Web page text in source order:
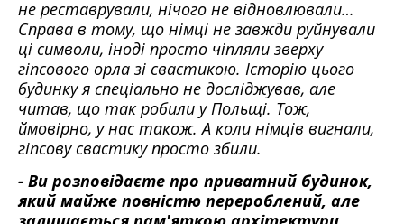
не реставрували, нічого не відновлювали…
Справа в тому, що німці не завжди руйнували
ці символи, іноді просто чіпляли зверху
гіпсового орла зі свастикою. Історію цього
будинку я спеціально не досліджував, але
читав, що так робили у Польщі. Тож,
ймовірно, у нас також. А коли німців вигнали,
гіпсову свастику просто збили.
- Ви розповідаєте про приватний будинок,
який майже повністю перероблений, але